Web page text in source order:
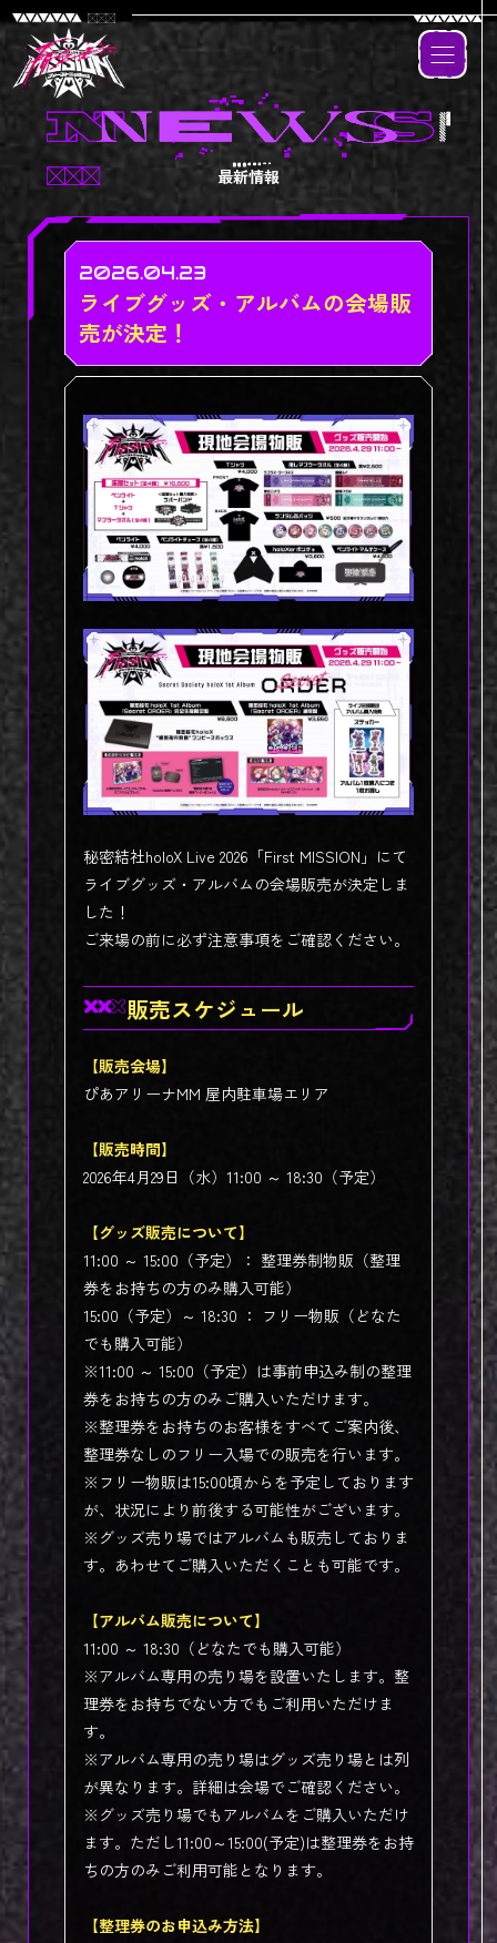
最新情報
2026.04.23
ライブグッズ・アルバムの会場販
売が決定！
秘密結社holoX Live 2026「First MISSION」にて
ライブグッズ・アルバムの会場販売が決定しま
した！
ご来場の前に必ず注意事項をご確認ください。
販売スケジュール
【販売会場】
ぴあアリーナMM 屋内駐車場エリア
【販売時間】
2026年4月29日（水）11:00 ～ 18:30（予定）
【グッズ販売について】
11:00 ～ 15:00（予定）： 整理券制物販（整理
券をお持ちの方のみ購入可能）
15:00（予定）～ 18:30 ： フリー物販（どなた
でも購入可能）
※11:00 ～ 15:00（予定）は事前申込み制の整理
券をお持ちの方のみご購入いただけます。
※整理券をお持ちのお客様をすべてご案内後、
整理券なしのフリー入場での販売を行います。
※フリー物販は15:00頃からを予定しております
が、状況により前後する可能性がございます。
※グッズ売り場ではアルバムも販売しておりま
す。あわせてご購入いただくことも可能です。
【アルバム販売について】
11:00 ～ 18:30（どなたでも購入可能）
※アルバム専用の売り場を設置いたします。整
理券をお持ちでない方でもご利用いただけま
す。
※アルバム専用の売り場はグッズ売り場とは列
が異なります。詳細は会場でご確認ください。
※グッズ売り場でもアルバムをご購入いただけ
ます。ただし11:00～15:00(予定)は整理券をお持
ちの方のみご利用可能となります。
【整理券のお申込み方法】